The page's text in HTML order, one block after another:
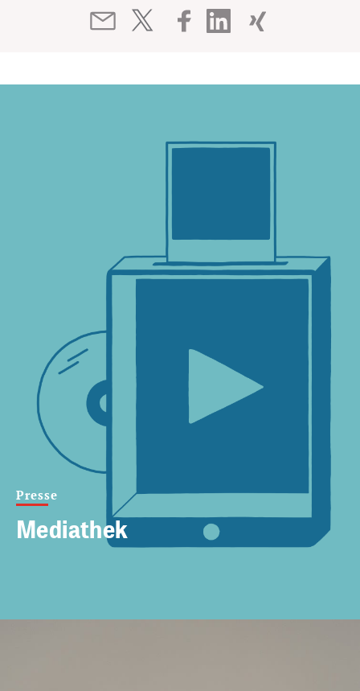
Presse
Mediathek